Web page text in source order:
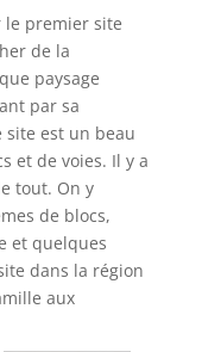
le premier site
de la
paysage
par sa
site est un beau
et de voies. Il y a
tout. On y
de blocs,
et quelques
dans la région
aux